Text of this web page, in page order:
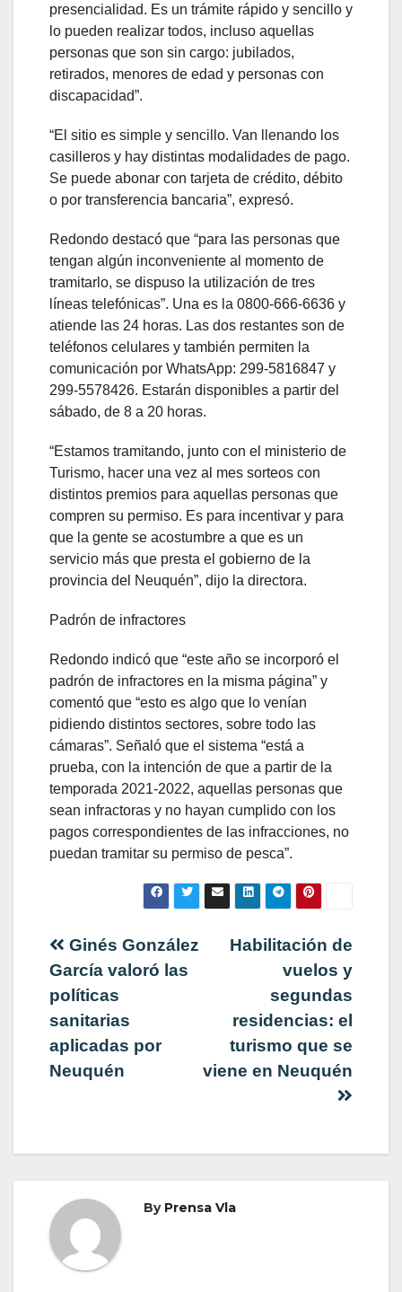
presencialidad. Es un trámite rápido y sencillo y
lo pueden realizar todos, incluso aquellas
personas que son sin cargo: jubilados,
retirados, menores de edad y personas con
discapacidad”.
“El sitio es simple y sencillo. Van llenando los
casilleros y hay distintas modalidades de pago.
Se puede abonar con tarjeta de crédito, débito
o por transferencia bancaria”, expresó.
Redondo destacó que “para las personas que
tengan algún inconveniente al momento de
tramitarlo, se dispuso la utilización de tres
líneas telefónicas”. Una es la 0800-666-6636 y
atiende las 24 horas. Las dos restantes son de
teléfonos celulares y también permiten la
comunicación por WhatsApp: 299-5816847 y
299-5578426. Estarán disponibles a partir del
sábado, de 8 a 20 horas.
“Estamos tramitando, junto con el ministerio de
Turismo, hacer una vez al mes sorteos con
distintos premios para aquellas personas que
compren su permiso. Es para incentivar y para
que la gente se acostumbre a que es un
servicio más que presta el gobierno de la
provincia del Neuquén”, dijo la directora.
Padrón de infractores
Redondo indicó que “este año se incorporó el
padrón de infractores en la misma página” y
comentó que “esto es algo que lo venían
pidiendo distintos sectores, sobre todo las
cámaras”. Señaló que el sistema “está a
prueba, con la intención de que a partir de la
temporada 2021-2022, aquellas personas que
sean infractoras y no hayan cumplido con los
pagos correspondientes de las infracciones, no
puedan tramitar su permiso de pesca”.
Navegación
de
entradas
Habilitación de
vuelos y
segundas
residencias: el
turismo que se
viene en Neuquén
Ginés González
García valoró las
políticas
sanitarias
aplicadas por
Neuquén
By Prensa Vla